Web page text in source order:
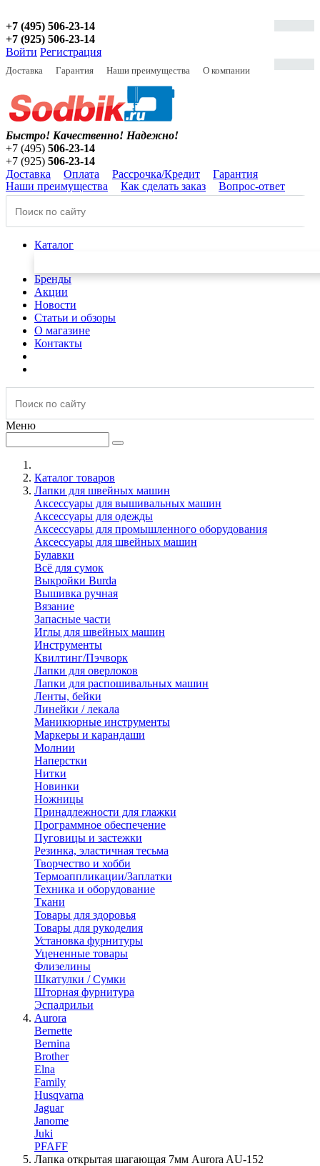
+7 (495) 506-23-14
+7 (925) 506-23-14
Войти Регистрация
Доставка Гарантия Наши преимущества О компании
Быстро! Качественно! Надежно!
+7 (495) 506-23-14
+7 (925) 506-23-14
Доставка
Оплата Рассрочка/Кредит
Гарантия
Наши преимущества
Как сделать заказ Вопрос-ответ
Каталог
Бренды
Акции
Новости
Статьи и обзоры
О магазине
Контакты
Меню
Каталог товаров
Лапки для швейных машин
Аксессуары для вышивальных машин
Аксессуары для одежды
Аксессуары для промышленного оборудования
Аксессуары для швейных машин
Булавки
Всё для сумок
Выкройки Burda
Вышивка ручная
Вязание
Запасные части
Иглы для швейных машин
Инструменты
Квилтинг/Пэчворк
Лапки для оверлоков
Лапки для распошивальных машин
Ленты, бейки
Линейки / лекала
Маникюрные инструменты
Маркеры и карандаши
Молнии
Наперстки
Нитки
Новинки
Ножницы
Принадлежности для глажки
Программное обеспечение
Пуговицы и застежки
Резинка, эластичная тесьма
Творчество и хобби
Термоаппликации/Заплатки
Техника и оборудование
Ткани
Товары для здоровья
Товары для рукоделия
Установка фурнитуры
Уцененные товары
Флизелины
Шкатулки / Сумки
Шторная фурнитура
Эспадрильи
Aurora
Bernette
Bernina
Brother
Elna
Family
Husqvarna
Jaguar
Janome
Juki
PFAFF
Лапка открытая шагающая 7мм Aurora AU-152